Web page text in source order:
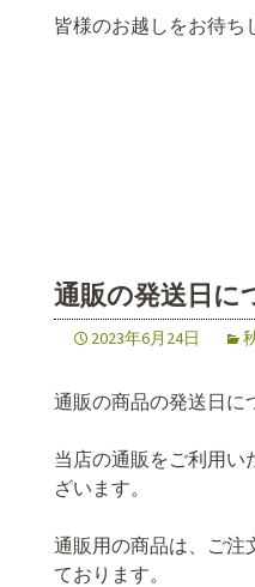
皆様のお越しをお待ち
通販の発送日に
2023年6月24日
通販の商品の発送日に
当店の通販をご利用い
ざいます。
通販用の商品は、ご注
ております。